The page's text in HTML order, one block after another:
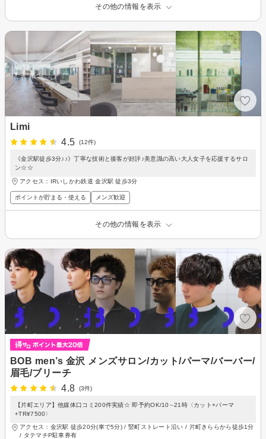
その他の情報を表示
Limi
4.5
(12件)
《金沢駅徒歩3分♪♪》丁寧な技術と接客が好評♪美意識の高い大人女子を応援するサロ
ン☆☆
アクセス：IRいしかわ鉄道 金沢駅 徒歩3分
ポイントが貯まる・使える メンズ歓迎
その他の情報を表示
BOB men’s 金沢 メンズサロン/カット/パーマ/バーバー/
眉毛/ブリーチ
4.8
(3件)
【片町エリア】他媒体口コミ200件実績☆ 即予約OK/10∼21時〈カット+パーマ
+TR¥7500〉
アクセス：金沢駅 徒歩20分(車で5分) / 竪町ストレート沿い / 片町きららから徒歩1分
/ タテマチP駐車券有